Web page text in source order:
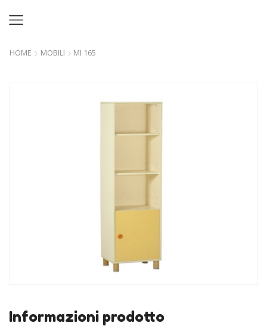
HOME MOBILI MI 165
Informazioni prodotto